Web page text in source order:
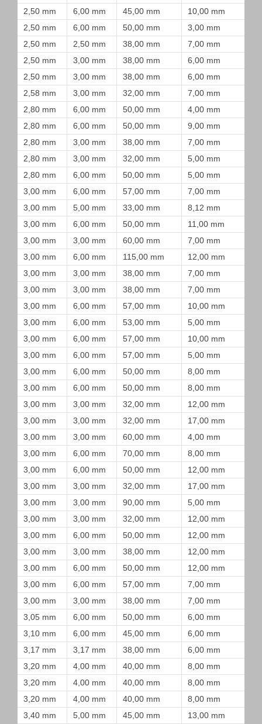
2,50 mm
6,00 mm 45,00 mm
10,00 mm
2,50 mm
6,00 mm 50,00 mm
3,00 mm
2,50 mm
2,50 mm 38,00 mm
7,00 mm
2,50 mm
3,00 mm 38,00 mm
6,00 mm
2,50 mm
3,00 mm 38,00 mm
6,00 mm
2,58 mm
3,00 mm 32,00 mm
7,00 mm
2,80 mm
6,00 mm 50,00 mm
4,00 mm
2,80 mm
6,00 mm 50,00 mm
9,00 mm
2,80 mm
3,00 mm 38,00 mm
7,00 mm
2,80 mm
3,00 mm 32,00 mm
5,00 mm
2,80 mm
6,00 mm 50,00 mm
5,00 mm
3,00 mm
6,00 mm 57,00 mm
7,00 mm
3,00 mm
5,00 mm 33,00 mm
8,12 mm
3,00 mm
6,00 mm 50,00 mm
11,00 mm
3,00 mm
3,00 mm 60,00 mm
7,00 mm
3,00 mm
6,00 mm 115,00 mm
12,00 mm
3,00 mm
3,00 mm 38,00 mm
7,00 mm
3,00 mm
3,00 mm 38,00 mm
7,00 mm
3,00 mm
6,00 mm 57,00 mm
10,00 mm
3,00 mm
6,00 mm 53,00 mm
5,00 mm
3,00 mm
6,00 mm 57,00 mm
10,00 mm
3,00 mm
6,00 mm 57,00 mm
5,00 mm
3,00 mm
6,00 mm 50,00 mm
8,00 mm
3,00 mm
6,00 mm 50,00 mm
8,00 mm
3,00 mm
3,00 mm 32,00 mm
12,00 mm
3,00 mm
3,00 mm 32,00 mm
17,00 mm
3,00 mm
3,00 mm 60,00 mm
4,00 mm
3,00 mm
6,00 mm 70,00 mm
8,00 mm
3,00 mm
6,00 mm 50,00 mm
12,00 mm
3,00 mm
3,00 mm 32,00 mm
17,00 mm
3,00 mm
3,00 mm 90,00 mm
5,00 mm
3,00 mm
3,00 mm 32,00 mm
12,00 mm
3,00 mm
6,00 mm 50,00 mm
12,00 mm
3,00 mm
3,00 mm 38,00 mm
12,00 mm
3,00 mm
6,00 mm 50,00 mm
12,00 mm
3,00 mm
6,00 mm 57,00 mm
7,00 mm
3,00 mm
3,00 mm 38,00 mm
7,00 mm
3,05 mm
6,00 mm 50,00 mm
6,00 mm
3,10 mm
6,00 mm 45,00 mm
6,00 mm
3,17 mm
3,17 mm 38,00 mm
6,00 mm
3,20 mm
4,00 mm 40,00 mm
8,00 mm
3,20 mm
4,00 mm 40,00 mm
8,00 mm
3,20 mm
4,00 mm 40,00 mm
8,00 mm
3,40 mm
5,00 mm 45,00 mm 13,00 mm